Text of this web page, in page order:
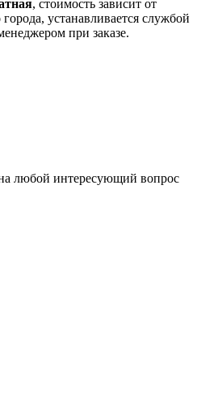
, стоимость зависит от
устанавливается службой
при заказе.
любой интересующий вопрос